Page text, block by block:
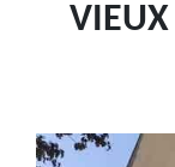
VIEUX